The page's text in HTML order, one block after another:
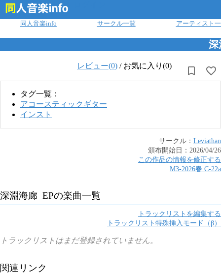
同人音楽info サークル一覧 アーティスト
深
レビュー(0) / お気に入り(0)
タグ一覧：
アコースティックギター
インスト
サークル： Leviathan
頒布開始日： 2026/04/26
この作品の情報を修正する
M3-2026春 C-22a
深淵海廊_EPの楽曲一覧
トラックリストを編集する
トラックリスト特殊挿入モード（β）
トラックリストはまだ登録されていません。
関連リンク